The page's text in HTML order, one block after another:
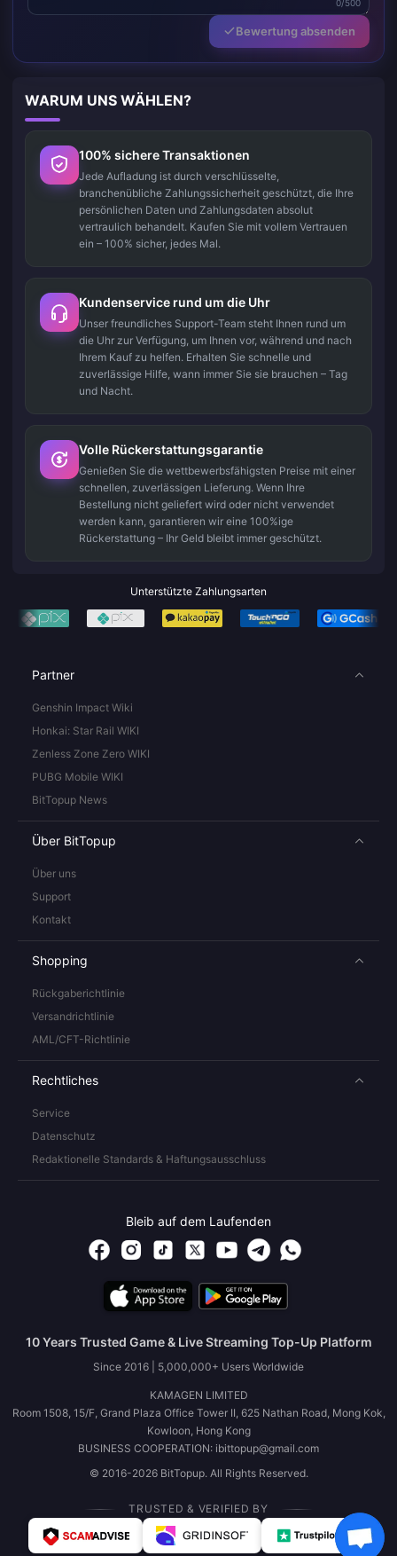
0/500
Bewertung absenden
WARUM UNS WÄHLEN?
100% sichere Transaktionen
Jede Aufladung ist durch verschlüsselte,
branchenübliche Zahlungssicherheit geschützt, die Ihre
persönlichen Daten und Zahlungsdaten absolut
vertraulich behandelt. Kaufen Sie mit vollem Vertrauen
ein – 100% sicher, jedes Mal.
Kundenservice rund um die Uhr
Unser freundliches Support-Team steht Ihnen rund um
die Uhr zur Verfügung, um Ihnen vor, während und nach
Ihrem Kauf zu helfen. Erhalten Sie schnelle und
zuverlässige Hilfe, wann immer Sie sie brauchen – Tag
und Nacht.
Volle Rückerstattungsgarantie
Genießen Sie die wettbewerbsfähigsten Preise mit einer
schnellen, zuverlässigen Lieferung. Wenn Ihre
Bestellung nicht geliefert wird oder nicht verwendet
werden kann, garantieren wir eine 100%ige
Rückerstattung – Ihr Geld bleibt immer geschützt.
Unterstützte Zahlungsarten
Partner
Genshin Impact Wiki
Honkai: Star Rail WIKI
Zenless Zone Zero WIKI
PUBG Mobile WIKI
BitTopup News
Über BitTopup
Über uns
Support
Kontakt
Shopping
Rückgaberichtlinie
Versandrichtlinie
AML/CFT-Richtlinie
Rechtliches
Service
Datenschutz
Redaktionelle Standards & Haftungsausschluss
Bleib auf dem Laufenden
10 Years Trusted Game & Live Streaming Top-Up Platform
Since 2016 | 5,000,000+ Users Worldwide
KAMAGEN LIMITED
Room 1508, 15/F, Grand Plaza Office Tower II, 625 Nathan Road, Mong Kok,
Kowloon, Hong Kong
BUSINESS COOPERATION: ibittopup@gmail.com
© 2016-2026 BitTopup. All Rights Reserved.
TRUSTED & VERIFIED BY